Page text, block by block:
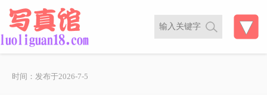
时间：发布于2026-7-5